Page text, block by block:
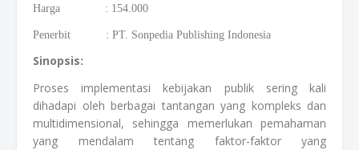
Harga : 154.000
Penerbit : PT. Sonpedia Publishing Indonesia
Sinopsis:
Proses implementasi kebijakan publik sering kali
dihadapi oleh berbagai tantangan yang kompleks dan
multidimensional, sehingga memerlukan pemahaman
yang mendalam tentang faktor-faktor yang